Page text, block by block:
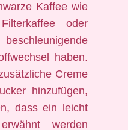
Kaffee wie
oder
haben.
Creme
hinzufügen,
dass ein leicht
werden